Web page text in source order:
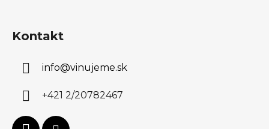
Kontakt
info@vinujeme.sk
+421 2/20782467